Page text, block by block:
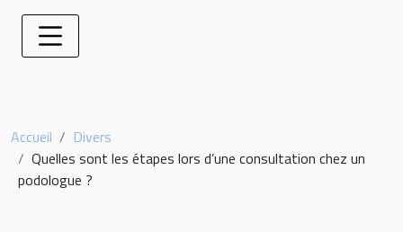
Accueil
Divers
Quelles sont les étapes lors d’une consultation chez un
podologue ?